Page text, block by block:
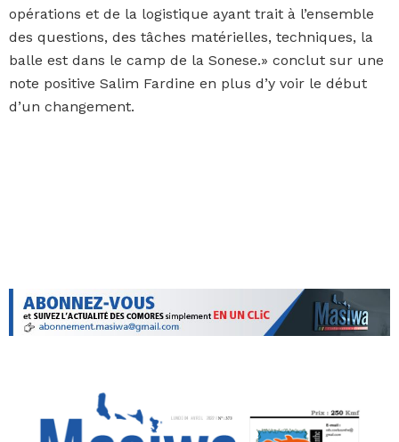
opérations et de la logistique ayant trait à l’ensemble
des questions, des tâches matérielles, techniques, la
balle est dans le camp de la Sonese.» conclut sur une
note positive Salim Fardine en plus d’y voir le début
d’un changement.